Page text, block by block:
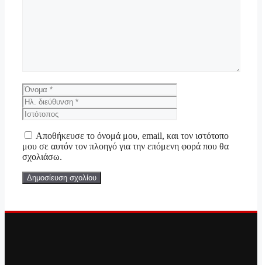
Όνομα
διεύθυνση
Αποθήκευσε το όνομά μου, email, και τον ιστότοπο
μου σε αυτόν τον πλοηγό για την επόμενη φορά που θα
σχολιάσω.